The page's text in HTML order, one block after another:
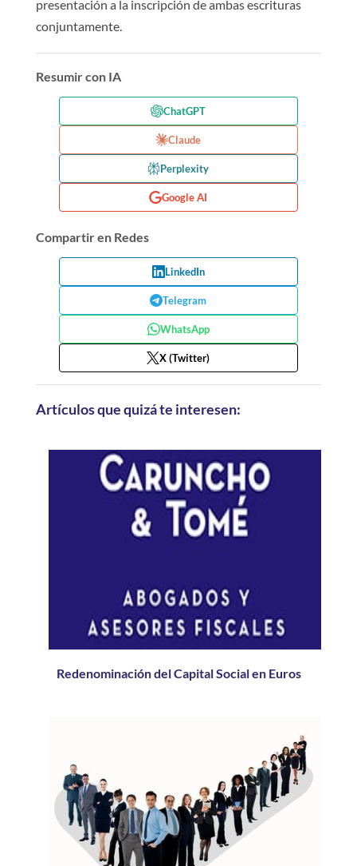
presentación a la inscripción de ambas escrituras
conjuntamente.
Resumir con IA
ChatGPT
Claude
Perplexity
Google AI
Compartir en Redes
LinkedIn
Telegram
WhatsApp
X (Twitter)
Artículos que quizá te interesen:
Redenominación del Capital Social en Euros